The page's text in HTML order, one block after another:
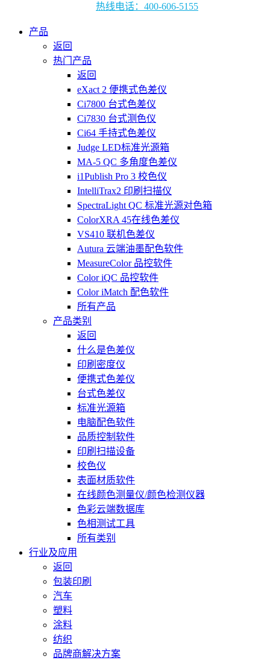
热线电话：400-606-5155
产品
返回
热门产品
返回
eXact 2 便携式色差仪
Ci7800 台式色差仪
Ci7830 台式测色仪
Ci64 手持式色差仪
Judge LED标准光源箱
MA-5 QC 多角度色差仪
i1Publish Pro 3 校色仪
IntelliTrax2 印刷扫描仪
SpectraLight QC 标准光源对色箱
ColorXRA 45在线色差仪
VS410 联机色差仪
Autura 云端油墨配色软件
MeasureColor 品控软件
Color iQC 品控软件
Color iMatch 配色软件
所有产品
产品类别
返回
什么是色差仪
印刷密度仪
便携式色差仪
台式色差仪
标准光源箱
电脑配色软件
品质控制软件
印刷扫描设备
校色仪
表面材质软件
在线颜色测量仪/颜色检测仪器
色彩云端数据库
色相测试工具
所有类别
行业及应用
返回
包装印刷
汽车
塑料
涂料
纺织
品牌商解决方案